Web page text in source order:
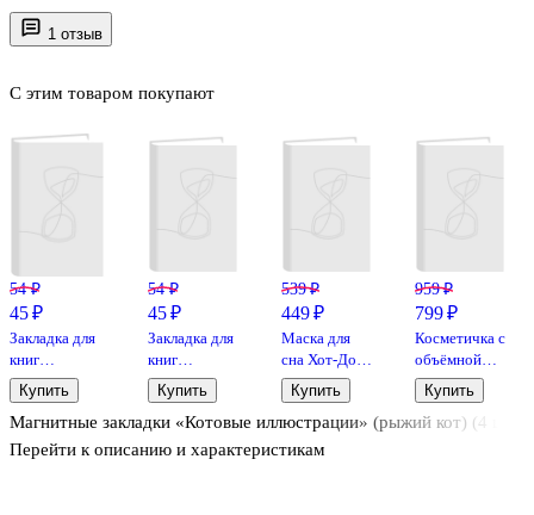
1 отзыв
Магнитные закладки «Котовые иллюстрации» (рыжий кот) (4 шт.)
Перейти к описанию и характеристикам
С этим товаром покупают
54 ₽
45 ₽
Закладка для
книг
«Любимые
коты»,
пластик, Be
positive
Купить
54 ₽
45 ₽
Закладка для
книг
«Читающий
кот», пластик
Купить
539 ₽
449 ₽
Маска для
сна Хот-Дог
с объемными
глазками
(плюш)
(пакет),
Купить
959 ₽
799 ₽
Косметичка с
объёмной
ручкой
Полоски
(розовая)
Купить